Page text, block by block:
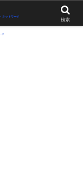
ぶやき。
検索